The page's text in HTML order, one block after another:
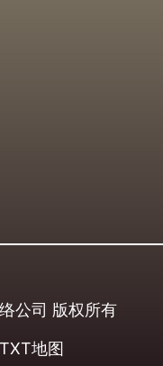
公司 版权所有
TXT地图